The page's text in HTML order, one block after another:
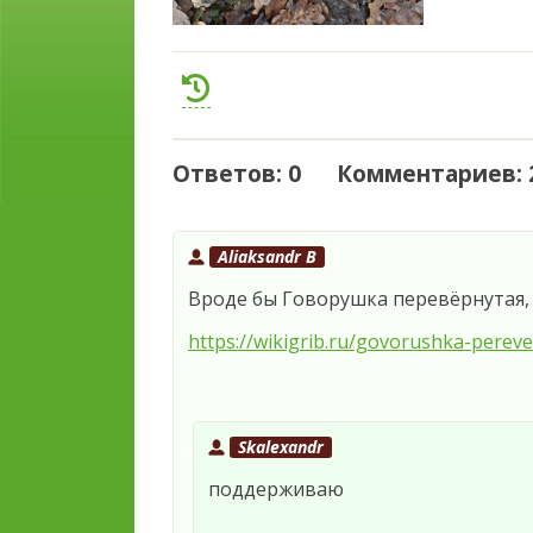
Ответов: 0 Комментариев:
Aliaksandr B
Вроде бы Говорушка
https://wikigrib.ru/govorushka-
Skalexandr
поддерживаю